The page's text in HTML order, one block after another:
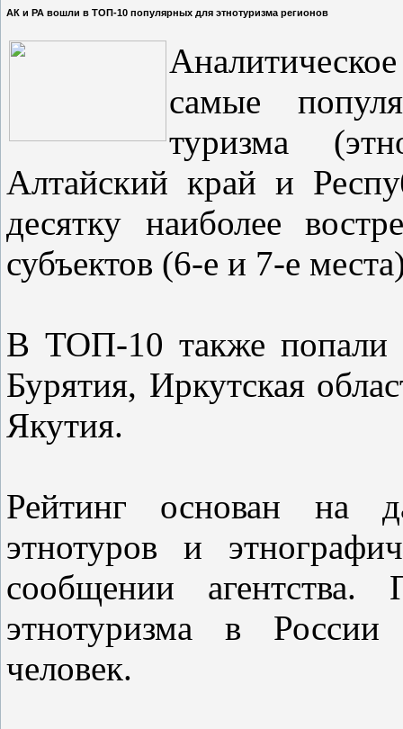
АК и РА вошли в ТОП-10 популярных для этнотуризма регионов
самые
туризма
Алтайский край и
десятку наиболее
субъектов (6-е и 7-е
В ТОП-10 также попали
Бурятия, Иркутская
Якутия.
Рейтинг основан на
этнотуров и
сообщении
этнотуризма в России
человек.